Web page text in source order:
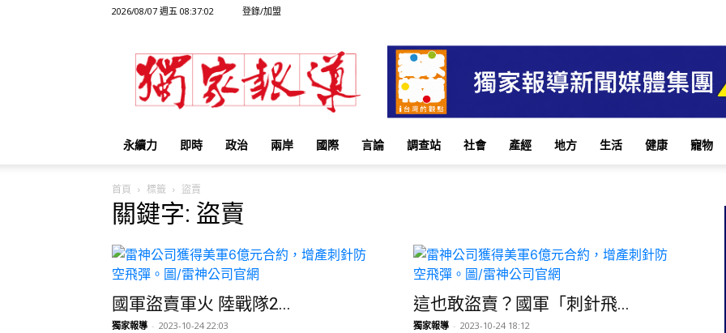
2026/08/07 週五 08:37:02 登錄/加盟
獨
家
報
永續力 即時 政治 兩岸 國際 言論 調查站 社會 產經 地方 生活 健康 寵物
首頁 標籤 盜賣
關鍵字: 盜賣
國軍盜賣軍火 陸戰隊2...
獨家報導 - 2023-10-24 22:03
這也敢盜賣？國軍「刺針飛...
獨家報導 - 2023-10-24 18:12